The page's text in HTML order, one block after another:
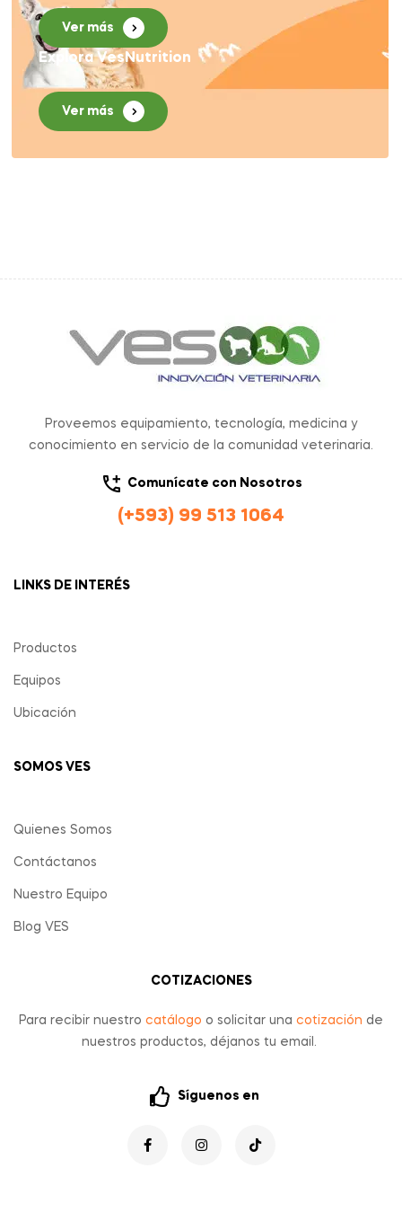
Ver más
Explora VesNutrition
Ver más
Proveemos equipamiento, tecnología, medicina y
conocimiento en servicio de la comunidad veterinaria.
Comunícate con Nosotros
(+593) 99 513 1064
LINKS DE INTERÉS
Productos
Equipos
Ubicación
SOMOS VES
Quienes Somos
Contáctanos
Nuestro Equipo
Blog VES
COTIZACIONES
Para recibir nuestro catálogo o solicitar una cotización de
nuestros productos, déjanos tu email.
Síguenos en